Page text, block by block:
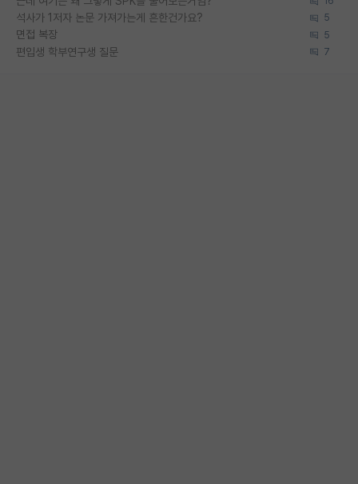
석사가 1저자 논문 가져가는게 흔한건가요? 5
면접 복장 5
편입생 학부연구생 질문 7